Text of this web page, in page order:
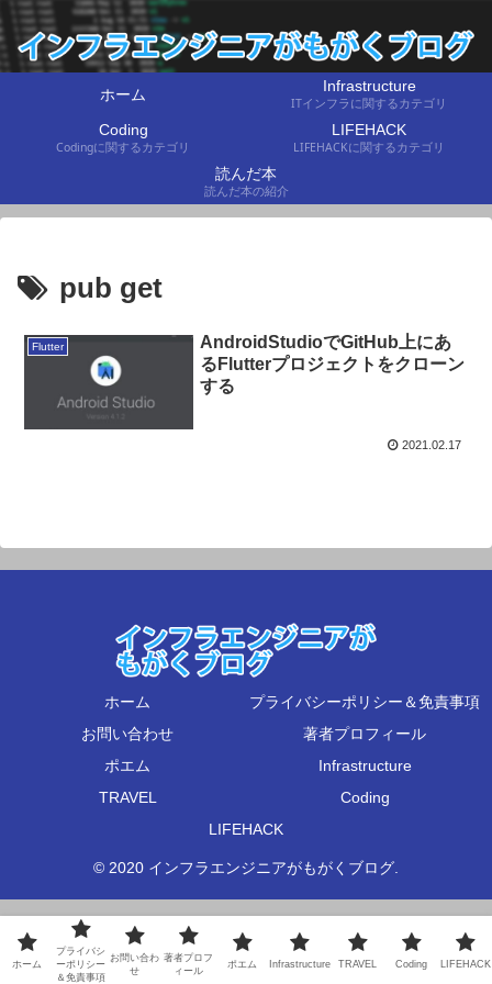
ホーム Infrastructure
ITインフラに関するカテゴリ
Coding
Codingに関するカテゴリ
LIFEHACK
LIFEHACKに関するカテゴリ
読んだ本
読んだ本の紹介
pub get
Flutter
AndroidStudioでGitHub上にあ
るFlutterプロジェクトをクローン
する
2021.02.17
ホーム
プライバシーポリシー＆免責事項
お問い合わせ
著者プロフィール
ポエム
Infrastructure
TRAVEL
Coding
LIFEHACK
© 2020 インフラエンジニアがもがくブログ.
ホーム
プライバシ
ーポリシー
＆免責事項
お問い合わ
せ
著者プロフ
ィール
ポエム Infrastructure TRAVEL Coding LIFEHACK